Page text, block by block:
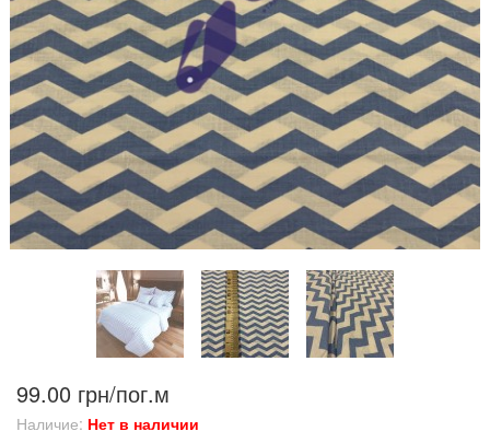
99.00 грн/пог.м
Наличие: Нет в наличии